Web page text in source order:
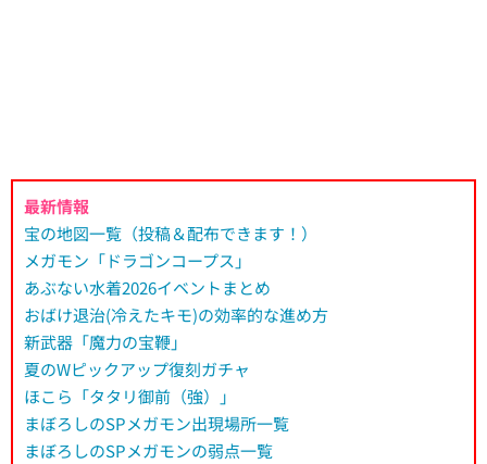
最新情報
宝の地図一覧（投稿＆配布できます！）
メガモン「ドラゴンコープス」
あぶない水着2026イベントまとめ
おばけ退治(冷えたキモ)の効率的な進め方
新武器「魔力の宝鞭」
夏のWピックアップ復刻ガチャ
ほこら「タタリ御前（強）」
まぼろしのSPメガモン出現場所一覧
まぼろしのSPメガモンの弱点一覧